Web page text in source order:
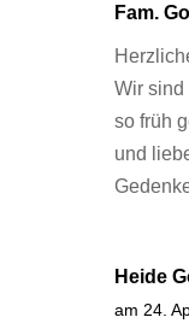
Fam.
Wir sind
so früh
und
Heide
am 24.